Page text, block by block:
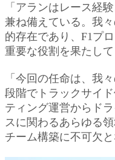
「アランはレース経
兼ね備えている。我
的存在であり、F1プ
重要な役割を果たして
「今回の任命は、我
段階でトラックサイ
ティング運営からド
スに関わるあらゆる
チーム構築に不可欠と